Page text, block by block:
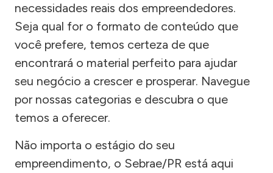
necessidades reais dos empreendedores.
Seja qual for o formato de conteúdo que
você prefere, temos certeza de que
encontrará o material perfeito para ajudar
seu negócio a crescer e prosperar. Navegue
por nossas categorias e descubra o que
temos a oferecer.
Não importa o estágio do seu
empreendimento, o Sebrae/PR está aqui